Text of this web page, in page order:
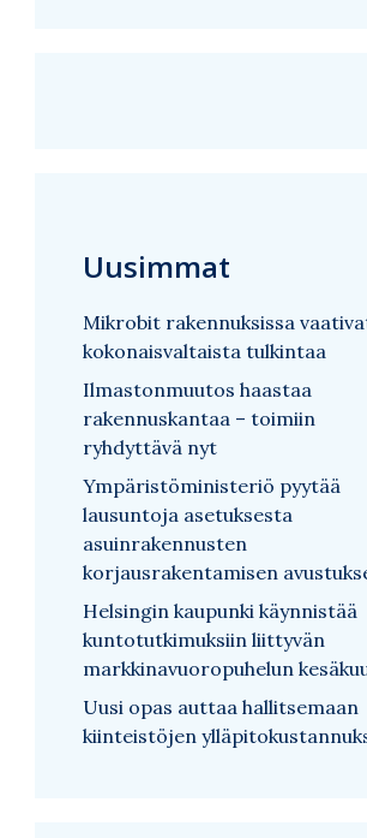
Uusimmat
Mikrobit rakennuksissa
kokonaisvaltaista tulkintaa
Ilmastonmuutos haastaa
rakennuskantaa – toimiin
ryhdyttävä nyt
Ympäristöministeriö pyytää
lausuntoja asetuksesta
asuinrakennusten
korjausrakentamisen
Helsingin kaupunki käynnistää
kuntotutkimuksiin liittyvän
markkinavuoropuhelun
Uusi opas auttaa hallitsemaan
kiinteistöjen